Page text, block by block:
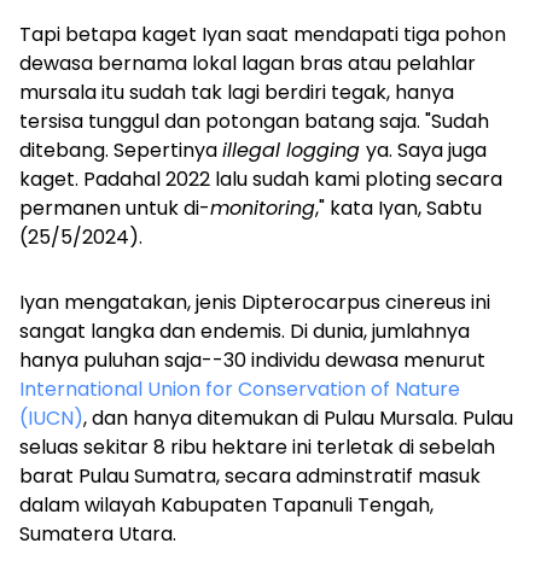
Tapi betapa kaget Iyan saat mendapati tiga pohon
dewasa bernama lokal lagan bras atau pelahlar
mursala itu sudah tak lagi berdiri tegak, hanya
tersisa tunggul dan potongan batang saja. "Sudah
ditebang. Sepertinyaillegal logging ya. Saya juga
kaget. Padahal 2022 lalu sudah kami plotingsecara
permanen untuk di-monitoring," kata Iyan, Sabtu
(25/5/2024).
Iyan mengatakan, jenis Dipterocarpus cinereusini
sangat langka dan endemis. Di dunia, jumlahnya
hanya puluhan saja--30 individu dewasa menurut
International Union for Conservation of Nature
(IUCN), dan hanya ditemukan di Pulau Mursala. Pulau
seluas sekitar 8 ribu hektare ini terletak di sebelah
barat Pulau Sumatra, secara adminstratif masuk
dalam wilayah Kabupaten Tapanuli Tengah,
Sumatera Utara.